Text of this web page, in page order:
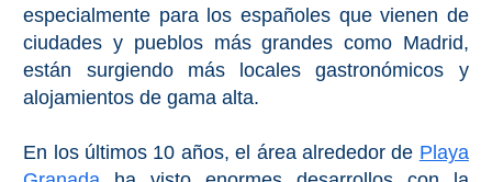
Pampaneira
Bubión
Capileira
especialmente para los españoles que vienen de
ciudades y pueblos más grandes como Madrid,
están surgiendo más locales gastronómicos y
alojamientos de gama alta.
En los últimos 10 años, el área alrededor de Playa